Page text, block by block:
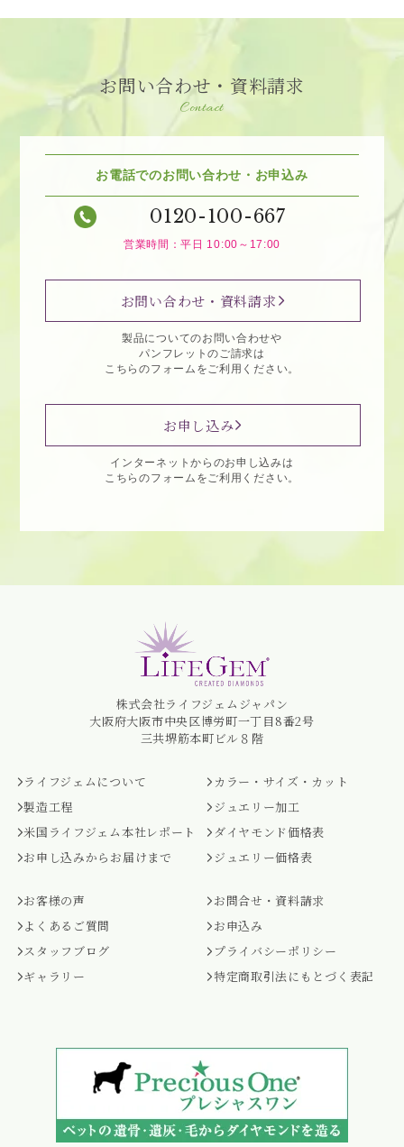
お問い合わせ・資料請求
Contact
お電話でのお問い合わせ・お申込み
0120-100-667
営業時間：平日 10:00～17:00
お問い合わせ・資料請求
製品についてのお問い合わせや
パンフレットのご請求は
こちらのフォームをご利用ください。
お申し込み
インターネットからのお申し込みは
こちらのフォームをご利用ください。
株式会社ライフジェムジャパン
大阪府大阪市中央区博労町一丁目8番2号
三共堺筋本町ビル８階
ライフジェムについて
製造工程
米国ライフジェム本社レポート
お申し込みからお届けまで
カラー・サイズ・カット
ジュエリー加工
ダイヤモンド価格表
ジュエリー価格表
お客様の声
よくあるご質問
スタッフブログ
ギャラリー
お問合せ・資料請求
お申込み
プライバシーポリシー
特定商取引法にもとづく表記